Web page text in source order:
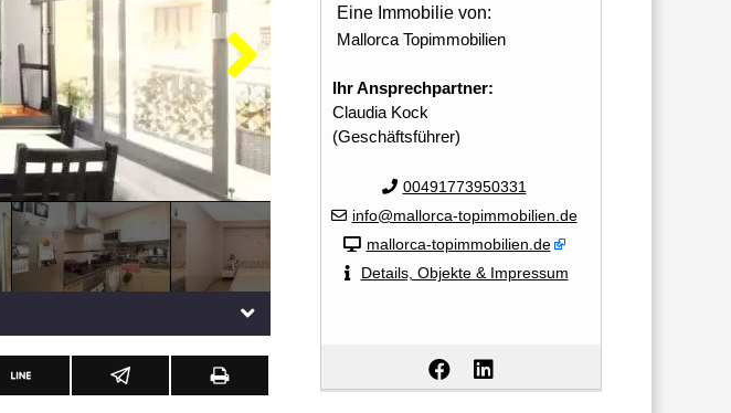
Eine Immobilie von:
Mallorca Topimmobilien
Ihr Ansprechpartner:
Claudia Kock
(Geschäftsführer)
00491773950331
info@mallorca-topimmobilien.de
mallorca-topimmobilien.de
Details, Objekte & Impressum